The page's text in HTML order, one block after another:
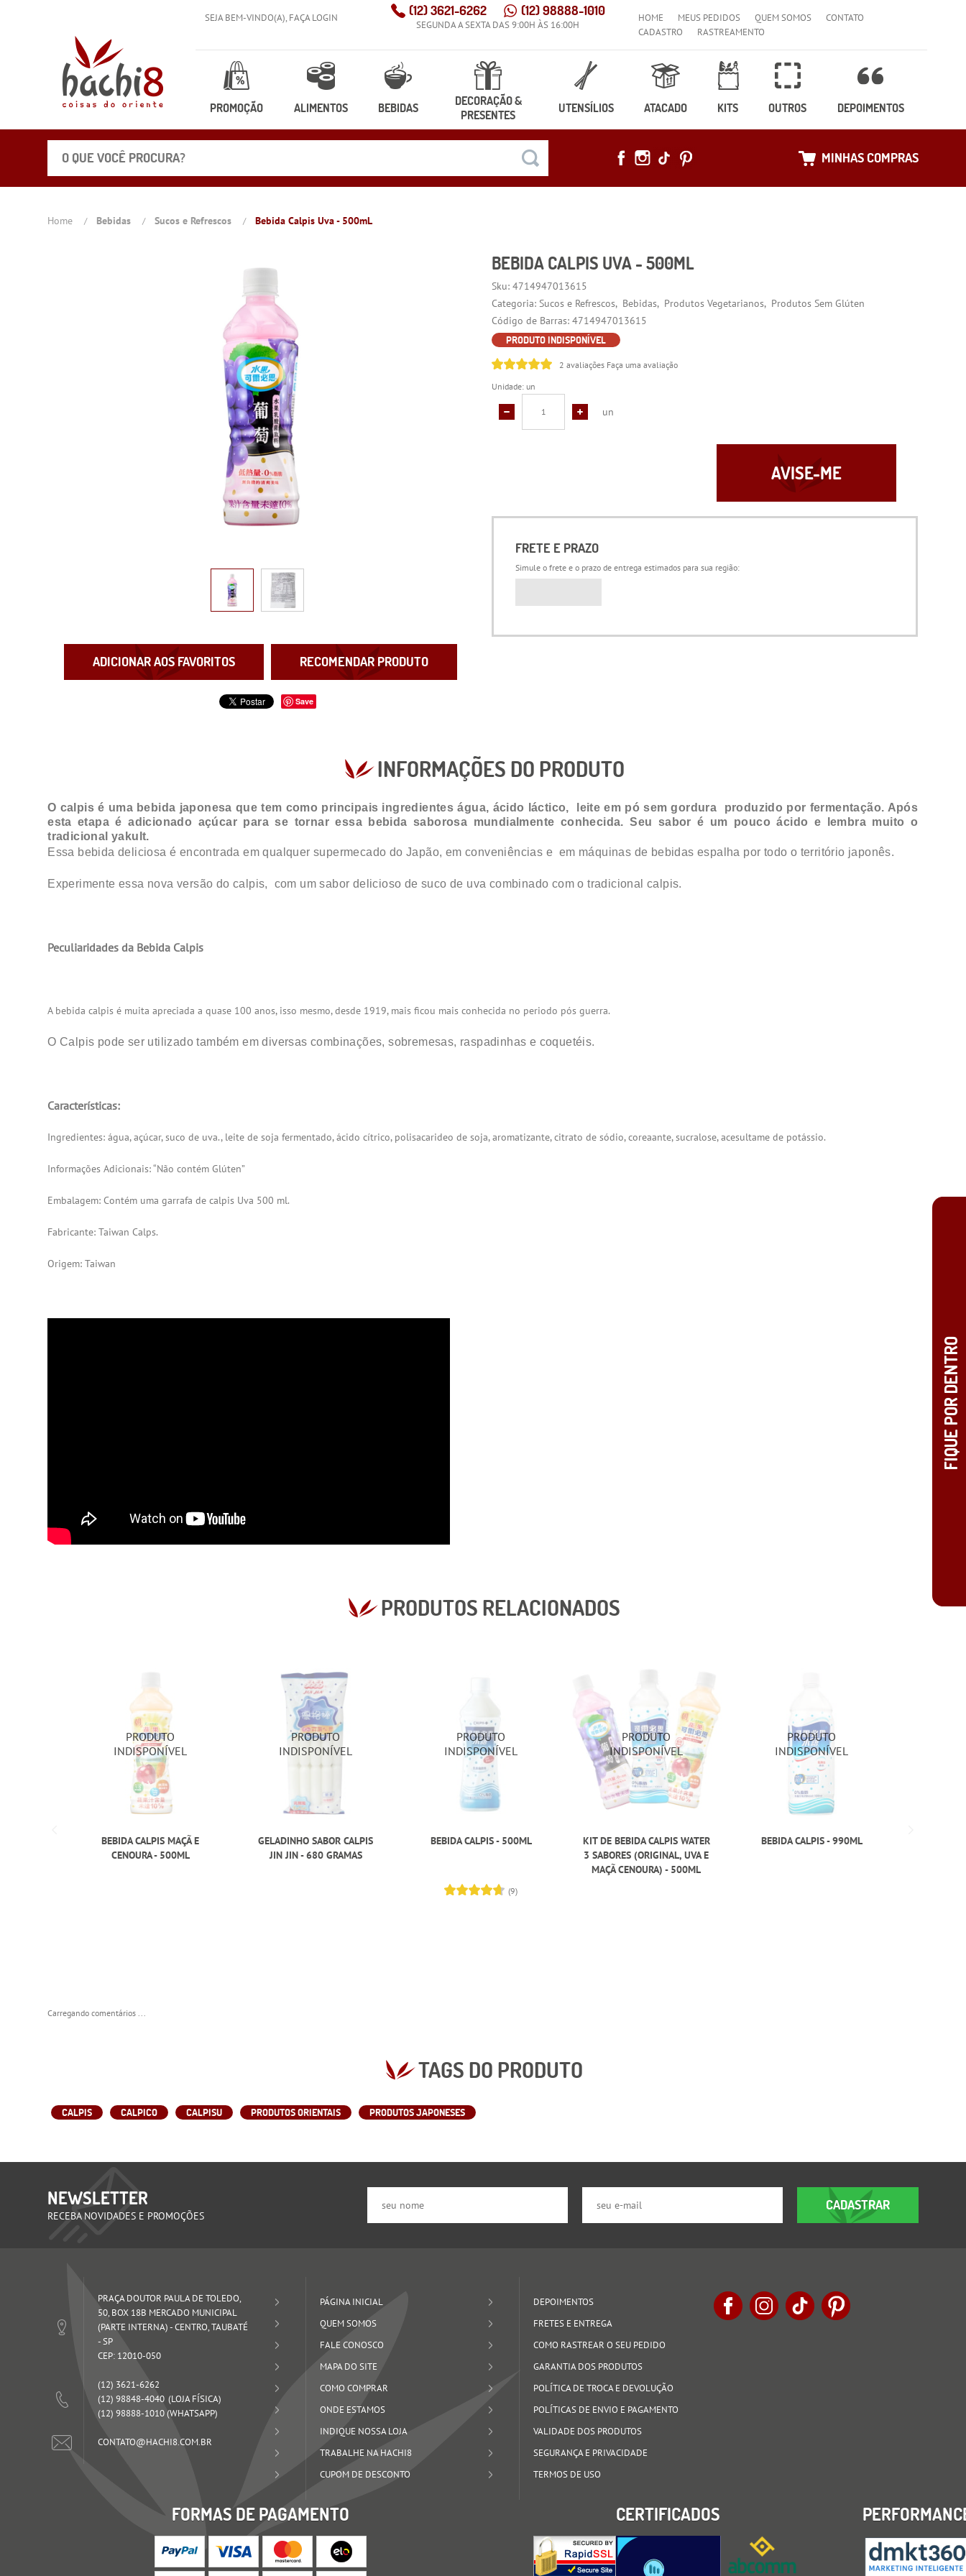
SEJA BEM-VINDO(A), FAÇA LOGIN (12)3621-6262 (12)98888-1010
SEGUNDA A SEXTA DAS 9:00H ÀS 16:00H
HOME MEUS PEDIDOS QUEM SOMOS
CONTATO
CADASTRO
RASTREAMENTO
PROMOÇÃO ALIMENTOS BEBIDAS
DECORAÇÃO &
PRESENTES
UTENSÍLIOS ATACADO KITS OUTROS DEPOIMENTOS
MINHAS COMPRAS
Home Bebidas Sucos e Refrescos Bebida Calpis Uva - 500mL
ADICIONAR AOS FAVORITOS RECOMENDAR PRODUTO
Save
BEBIDA CALPIS UVA - 500ML
Sku:4714947013615
Categoria: Sucos e Refrescos Bebidas Produtos Vegetarianos
Produtos Sem Glúten
Código de Barras:4714947013615
PRODUTO INDISPONÍVEL
2 avaliações Faça uma avaliação
Unidade: un
un
AVISE-ME
FRETE E PRAZO
Simule o frete e o prazo de entrega estimados para sua região:
INFORMAÇÕES DO PRODUTO
O calpis é uma bebida japonesa que tem como principais ingredientes água, ácido láctico, leite em pó sem gordura produzido por fermentação. Após
esta etapa é adicionado açúcar para se tornar essa bebida saborosa mundialmente conhecida. Seu sabor é um pouco ácido e lembra muito o
tradicional yakult.
Essa bebida deliciosa é encontrada em qualquer supermecado do Japão, em conveniências e em máquinas de bebidas espalha por todo o território japonês.
Experimente essa nova versão do calpis, com um sabor delicioso de suco de uva combinado com o tradicional calpis.
Peculiaridades da Bebida Calpis
A bebida calpis é muita apreciada a quase 100 anos, isso mesmo, desde 1919, mais ficou mais conhecida no periodo pós guerra.
O Calpis pode ser utilizado também em diversas combinações, sobremesas, raspadinhas e coquetéis.
Características:
Ingredientes: água, açúcar, suco de uva., leite de soja fermentado, ácido cítrico, polisacarideo de soja, aromatizante, citrato de sódio, coreaante, sucralose, acesultame de potássio.
Informações Adicionais: “Não contém Glúten”
Embalagem: Contém uma garrafa de calpis Uva 500 ml.
Fabricante: Taiwan Calps.
Origem: Taiwan
PRODUTOS RELACIONADOS
BEBIDA CALPIS MAÇÃ E
CENOURA - 500ML
GELADINHO SABOR CALPIS
JIN JIN - 680 GRAMAS
BEBIDA CALPIS - 500ML
(9)
KIT DE BEBIDA CALPIS WATER
3 SABORES (ORIGINAL, UVA E
MAÇÃ CENOURA) - 500ML
BEBIDA CALPIS - 990ML
Carregando comentários ...
TAGS DO PRODUTO
CALPIS CALPICO CALPISU PRODUTOS ORIENTAIS PRODUTOS JAPONESES
NEWSLETTER
RECEBA NOVIDADES E PROMOÇÕES
CADASTRAR
PRAÇA DOUTOR PAULA DE TOLEDO,
50, BOX 18B MERCADO MUNICIPAL
(PARTE INTERNA)-CENTRO, TAUBATÉ
-SP
CEP: 12010-050
(12) 3621-6262
(12) 98848-4040
(12) 98888-1010(WHATSAPP)
CONTATO@HACHI8.COM.BR
PÁGINA INICIAL
QUEM SOMOS
FALE CONOSCO
MAPA DO SITE
COMO COMPRAR
ONDE ESTAMOS
INDIQUE NOSSA LOJA
TRABALHE NA HACHI8
CUPOM DE DESCONTO
DEPOIMENTOS
FRETES E ENTREGA
COMO RASTREAR O SEU PEDIDO
GARANTIA DOS PRODUTOS
POLÍTICA DE TROCA E DEVOLUÇÃO
POLÍTICAS DE ENVIO E PAGAMENTO
VALIDADE DOS PRODUTOS
SEGURANÇA E PRIVACIDADE
TERMOS DE USO
FORMAS DE PAGAMENTO CERTIFICADOS